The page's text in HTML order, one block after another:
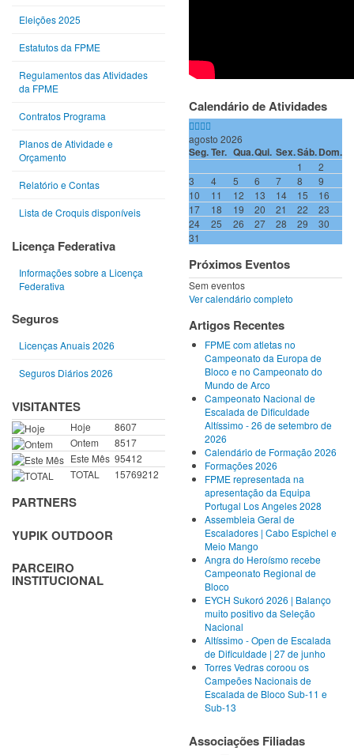
Eleições 2025
Estatutos da FPME
Regulamentos das Atividades
da FPME
Contratos Programa
Planos de Atividade e
Orçamento
Relatório e Contas
Lista de Croquis disponíveis
Licença Federativa
Informações sobre a Licença
Federativa
Seguros
Licenças Anuais 2026
Seguros Diários 2026
VISITANTES
Hoje
8607
Ontem
8517
Este Mês 95412
TOTAL
15769212
PARTNERS
YUPIK OUTDOOR
PARCEIRO
INSTITUCIONAL
Calendário de Atividades
agosto 2026
Seg.Ter. Qua.Qui. Sex.Sáb.Dom.
1
2
3
4 5 6 7 8
9
10
11 12 13 14 15
16
17
18 19 20 21 22
23
24
25 26 27 28 29
30
31
Próximos Eventos
Sem eventos
Ver calendário completo
Artigos Recentes
FPME com atletas no
Campeonato da Europa de
Bloco e no Campeonato do
Mundo de Arco
Campeonato Nacional de
Escalada de Dificuldade
Altíssimo - 26 de setembro de
2026
Calendário de Formação 2026
Formações 2026
FPME representada na
apresentação da Equipa
Portugal Los Angeles 2028
Assembleia Geral de
Escaladores | Cabo Espichel e
Meio Mango
Angra do Heroísmo recebe
Campeonato Regional de
Bloco
EYCH Sukoró 2026 | Balanço
muito positivo da Seleção
Nacional
Altíssimo - Open de Escalada
de Dificuldade | 27 de junho
Torres Vedras coroou os
Campeões Nacionais de
Escalada de Bloco Sub-11 e
Sub-13
Associações Filiadas